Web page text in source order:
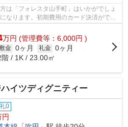
は「フォレスタ山手町」はいかがでしょ
なります。初期費用のカード決済ができ
い...
万円 (管理費等：6,000円 )
金 0ヶ月 礼金 0ヶ月
階 / 1K / 23.00㎡
イツディグニティー
礼0
円